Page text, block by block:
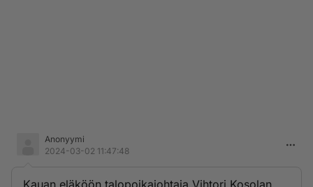
Anonyymi
2024-03-02 11:47:48
Kauan eläköön talopoikajohtaja Vihtori Kosolan